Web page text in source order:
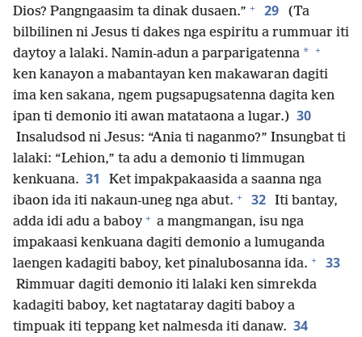
Dios? Pangngaasim ta dinak dusaen.” + 29
(Ta
bilbilinen ni Jesus ti dakes nga espiritu a rummuar iti
daytoy a lalaki. Namin-adun a parparigatenna * +
ken kanayon a mabantayan ken makawaran dagiti
ima ken sakana, ngem pugsapugsatenna dagita ken
ipan ti demonio iti awan matataona a lugar.) 30
Insaludsod ni Jesus: “Ania ti naganmo?” Insungbat ti
lalaki: “Lehion,” ta adu a demonio ti limmugan
kenkuana. 31
Ket impakpakaasida a saanna nga
ibaon ida iti nakaun-uneg nga abut. + 32 Iti bantay,
adda idi adu a baboy + a mangmangan, isu nga
impakaasi kenkuana dagiti demonio a lumuganda
laengen kadagiti baboy, ket pinalubosanna ida. + 33
Rimmuar dagiti demonio iti lalaki ken simrekda
kadagiti baboy, ket nagtataray dagiti baboy a
timpuak iti teppang ket nalmesda iti danaw. 34